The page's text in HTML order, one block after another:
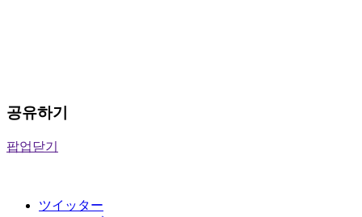
공유하기
팝업닫기
ツイッター